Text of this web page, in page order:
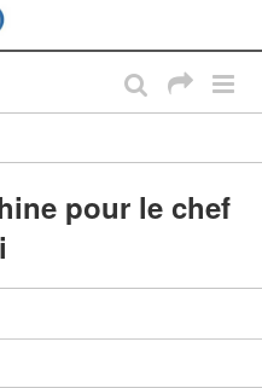
pour le chef